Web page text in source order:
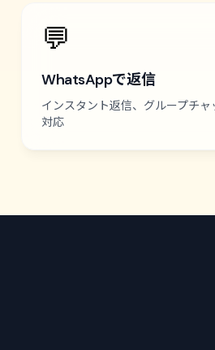
💬
WhatsAppで返信
インスタント返信、グループチャ
対応